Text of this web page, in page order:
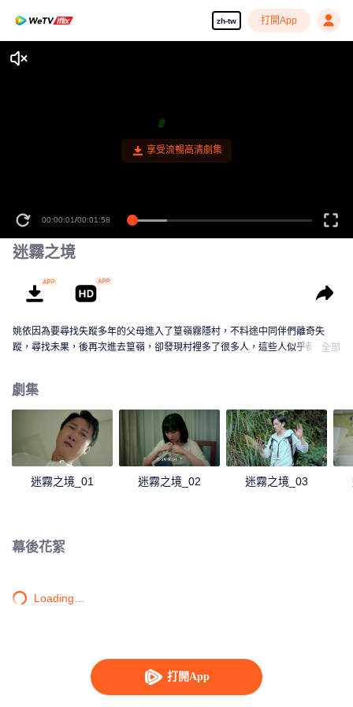
zh-tw 打開App
打開App
享受流暢高清劇集
00:00:01/00:01:58
迷霧之境
姚依因為要尋找失蹤多年的父母進入了篁嶺霧隱村，不料途中同伴們離奇失
蹤，尋找未果，後再次進去篁嶺，卻發現村裡多了很多人，這些人似乎都跟一
全部
劇集
迷霧之境_01 迷霧之境_02 迷霧之境_03
幕後花絮
Loading…